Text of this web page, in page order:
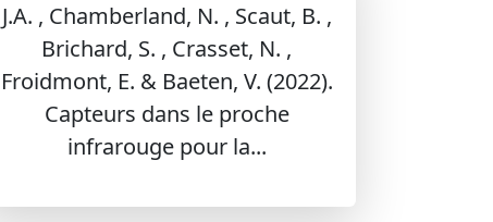
J.A. , Chamberland, N. , Scaut, B. ,
Brichard, S. , Crasset, N. ,
Froidmont, E. & Baeten, V. (2022).
Capteurs dans le proche
infrarouge pour la...